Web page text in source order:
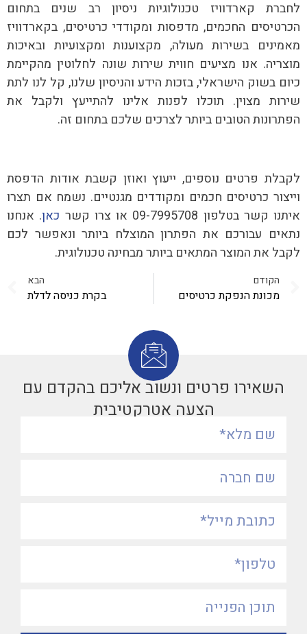
לחברת קארדוויז טכנולוגיות ניסיון רב שנים בתחום
הכרטיסים החכמים, מדפסות ומקודדי כרטיסים, בקארדוויז
מאמינים בשירות מעולה, מקצוענות ומקצועיות ובאיכות
מוצריה. אנו מציעים חווית שירות שונה לחלוטין מהקיימת
כיום בשוק הישראלי, בזכות הידע והניסיון שלנו, קל לנו לתת
שירות מצוין. תוכלו לפנות אלינו להתייעץ ולקבל את
הפתרונות הטובים ביותר לצרכים שלכם בתחום זה.
לקבלת פרטים נוספים, ייעוץ ואוזן קשבת אודות הדפסת
וייצור כרטיסים חכמים ומקודדים מגנטיים. נשמח אם תצרו
איתנו קשר בטלפון 09-7995708 או צרו קשר
כאן. אנחנו
נתאים עבורכם את הפתרון המוצלח ביותר ונאפשר לכם
לקבל את המוצר המתאים ביותר מבחינה טכנולוגית.
הקודם
מכונת הנפקת כרטיסים
הבא
בקרת כניסה לדלת
השאירו פרטים ונשוב אליכם בהקדם עם
הצעה אטרקטיבית